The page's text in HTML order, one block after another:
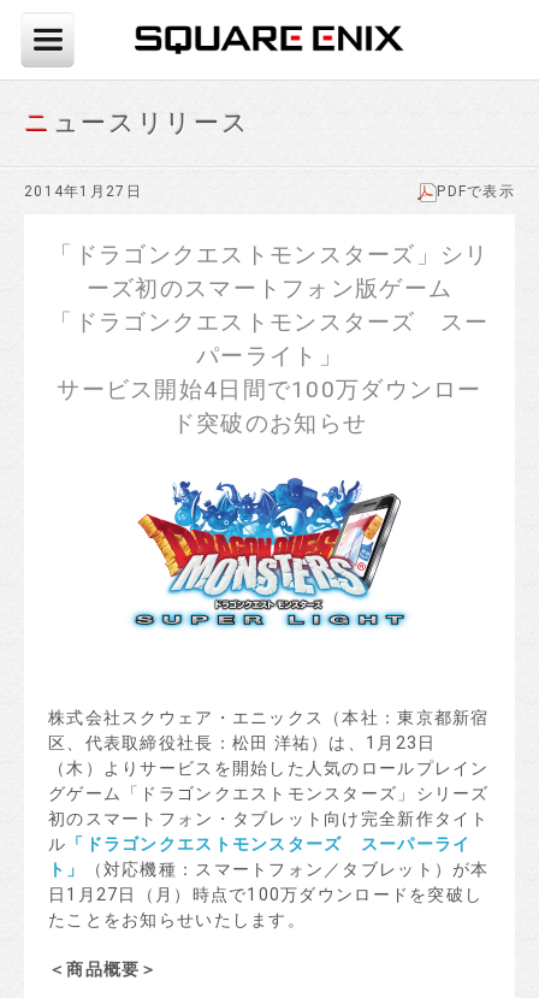
ニュースリリース
2014年1月27日 PDFで表示
「ドラゴンクエストモンスターズ」シリ
ーズ初のスマートフォン版ゲーム
「ドラゴンクエストモンスターズ スー
パーライト」
サービス開始4日間で100万ダウンロー
ド突破のお知らせ
株式会社スクウェア・エニックス（本社：東京都新宿
区、代表取締役社長：松田 洋祐）は、1月23日
（木）よりサービスを開始した人気のロールプレイン
グゲーム「ドラゴンクエストモンスターズ」シリーズ
初のスマートフォン・タブレット向け完全新作タイト
ル 「ドラゴンクエストモンスターズ スーパーライ
ト」
（対応機種：スマートフォン／タブレット）が本
日1月27日（月）時点で100万ダウンロードを突破し
たことをお知らせいたします。
＜商品概要＞